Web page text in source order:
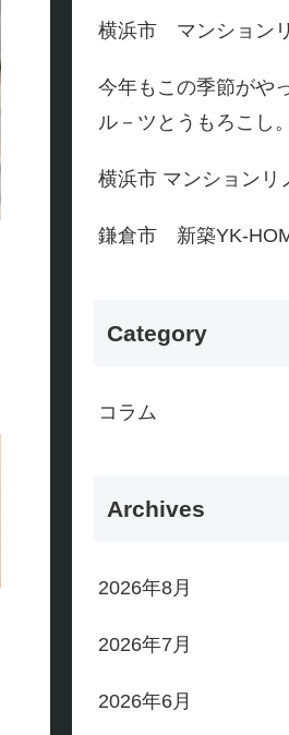
横浜市 マンション
今年もこの季節がや
ル－ツとうもろこし。
横浜市 マンションリ
鎌倉市 新築YK-
Category
コラム
Archives
2026年8月
2026年7月
2026年6月